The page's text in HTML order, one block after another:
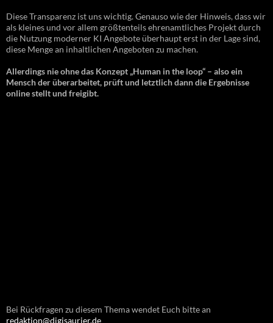
Diese Transparenz ist uns wichtig. Genauso wie der Hinweis, dass wir
als kleines und vor allem größtenteils ehrenamtliches Projekt durch
die Nutzung moderner KI Angebote überhaupt erst in der Lage sind,
diese Menge an inhaltlichen Angeboten zu machen.
Allerdings nie ohne das Konzept „Human in the loop“ – also ein
Mensch der überarbeitet, prüft und letztlich dann die Ergebnisse
online stellt und freigibt.
Bei Rückfragen zu diesem Thema wendet Euch bitte an
redaktion@digisaurier.de